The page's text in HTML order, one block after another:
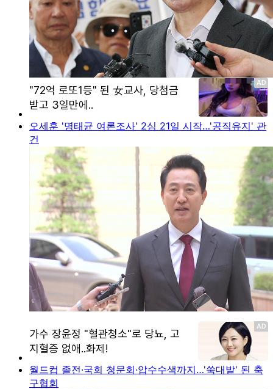
오세훈 '명태균 여론조사' 2심 21일 시작…'공직유지' 관
건
월드컵 졸전·국회 청문회·압수수색까지…'쑥대밭' 된 축
구협회